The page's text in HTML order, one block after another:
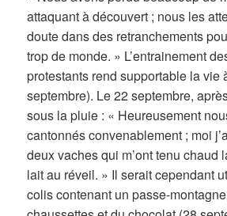
attaquant à découvert ; nous les
doute dans des retranchements
trop de monde. » L’entrainement
protestants rend supportable la vie
septembre). Le 22 septembre,
sous la pluie : « Heureusement
cantonnés convenablement ; moi
deux vaches qui m’ont tenu chaud
lait au réveil. » Il serait cependant
colis contenant un passe-